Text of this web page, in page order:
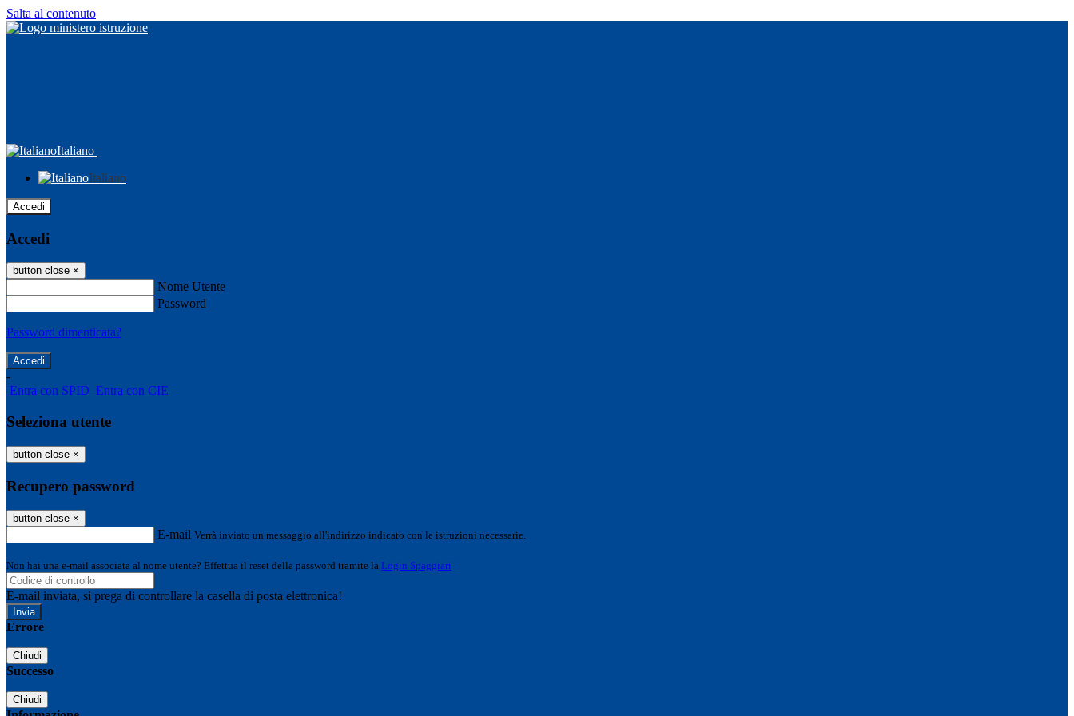
Salta al contenuto
Italiano
Italiano
Accedi
Accedi
button close ×
Nome Utente
Password
Password dimenticata?
-
Entra con SPID Entra con CIE
Seleziona utente
button close ×
Recupero password
button close ×
E-mail Verrà inviato un messaggio all'indirizzo indicato con le istruzioni necessarie.
Non hai una e-mail associata al nome utente? Effettua il reset della password tramite la Login Spaggiari
E-mail inviata, si prega di controllare la casella di posta elettronica!
Errore
Chiudi
Successo
Chiudi